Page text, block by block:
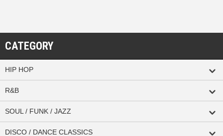
CATEGORY
HIP HOP
R&B
SOUL / FUNK / JAZZ
DISCO / DANCE CLASSICS